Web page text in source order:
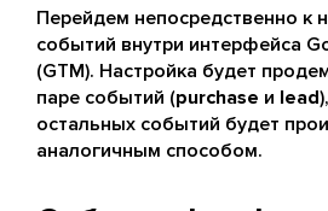
Перейдем непосредственно к
событий внутри интерфейса
(GTM). Настройка будет
паре событий (purchase и lead
остальных событий будет
аналогичным способом.